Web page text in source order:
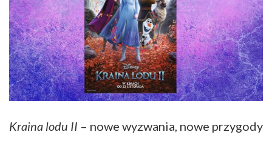
Kraina lodu II – nowe wyzwania, nowe przygody